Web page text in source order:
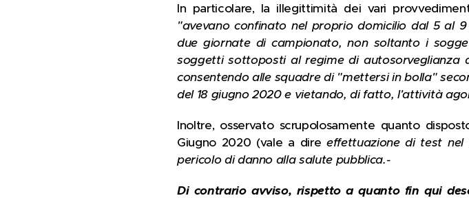
In particolare, la illegittimità dei vari
"avevano confinato nel proprio domicilio dal 5 al
due giornate di campionato, non soltanto i
soggetti sottoposti al regime di autosorveglianza
consentendo alle squadre di "mettersi in bolla"
del 18 giugno 2020 e vietando, di fatto, l'attività
Inoltre, osservato scrupolosamente quanto
Giugno 2020 (vale a direeffettuazione di test
pericolo di danno alla salute pubblica.-
Di contrario avviso, rispetto a quanto fin qui